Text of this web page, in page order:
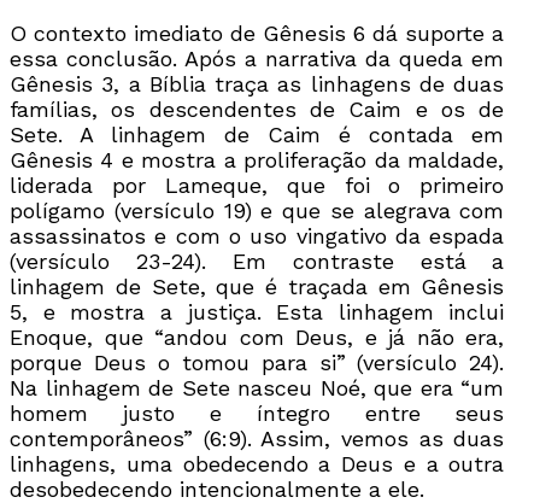
O contexto imediato de Gênesis 6 dá suporte a
essa conclusão. Após a narrativa da queda em
Gênesis 3, a Bíblia traça as linhagens de duas
famílias, os descendentes de Caim e os de
Sete. A linhagem de Caim é contada em
Gênesis 4 e mostra a proliferação da maldade,
liderada por Lameque, que foi o primeiro
polígamo (versículo 19) e que se alegrava com
assassinatos e com o uso vingativo da espada
(versículo 23-24). Em contraste está a
linhagem de Sete, que é traçada em Gênesis
5, e mostra a justiça. Esta linhagem inclui
Enoque, que “andou com Deus, e já não era,
porque Deus o tomou para si” (versículo 24).
Na linhagem de Sete nasceu Noé, que era “um
homem justo e íntegro entre seus
contemporâneos” (6:9). Assim, vemos as duas
linhagens, uma obedecendo a Deus e a outra
desobedecendo intencionalmente a ele.